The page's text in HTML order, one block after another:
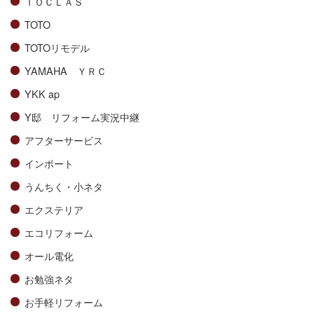
TOTO
TOTOリモデル
YAMAHA ＹＲＣ
YKK ap
Y邸 リフォーム実況中継
アフターサービス
インポート
うんちく・小ネタ
エクステリア
エコリフォーム
オール電化
お勉強ネタ
お手軽リフォーム